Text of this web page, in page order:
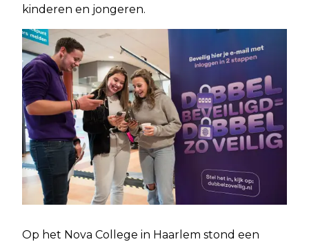
kinderen en jongeren.
Op het Nova College in Haarlem stond een